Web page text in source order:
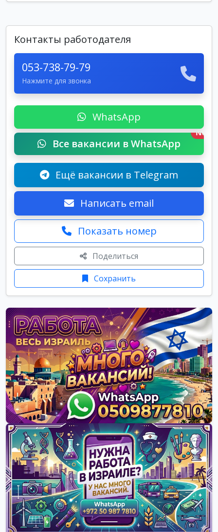
Контакты работодателя
053-738-79-79
Нажмите для звонка
WhatsApp
Все вакансии в WhatsApp
New
Ещё вакансии в Telegram
Написать email
Показать номер
Поделиться
Сохранить